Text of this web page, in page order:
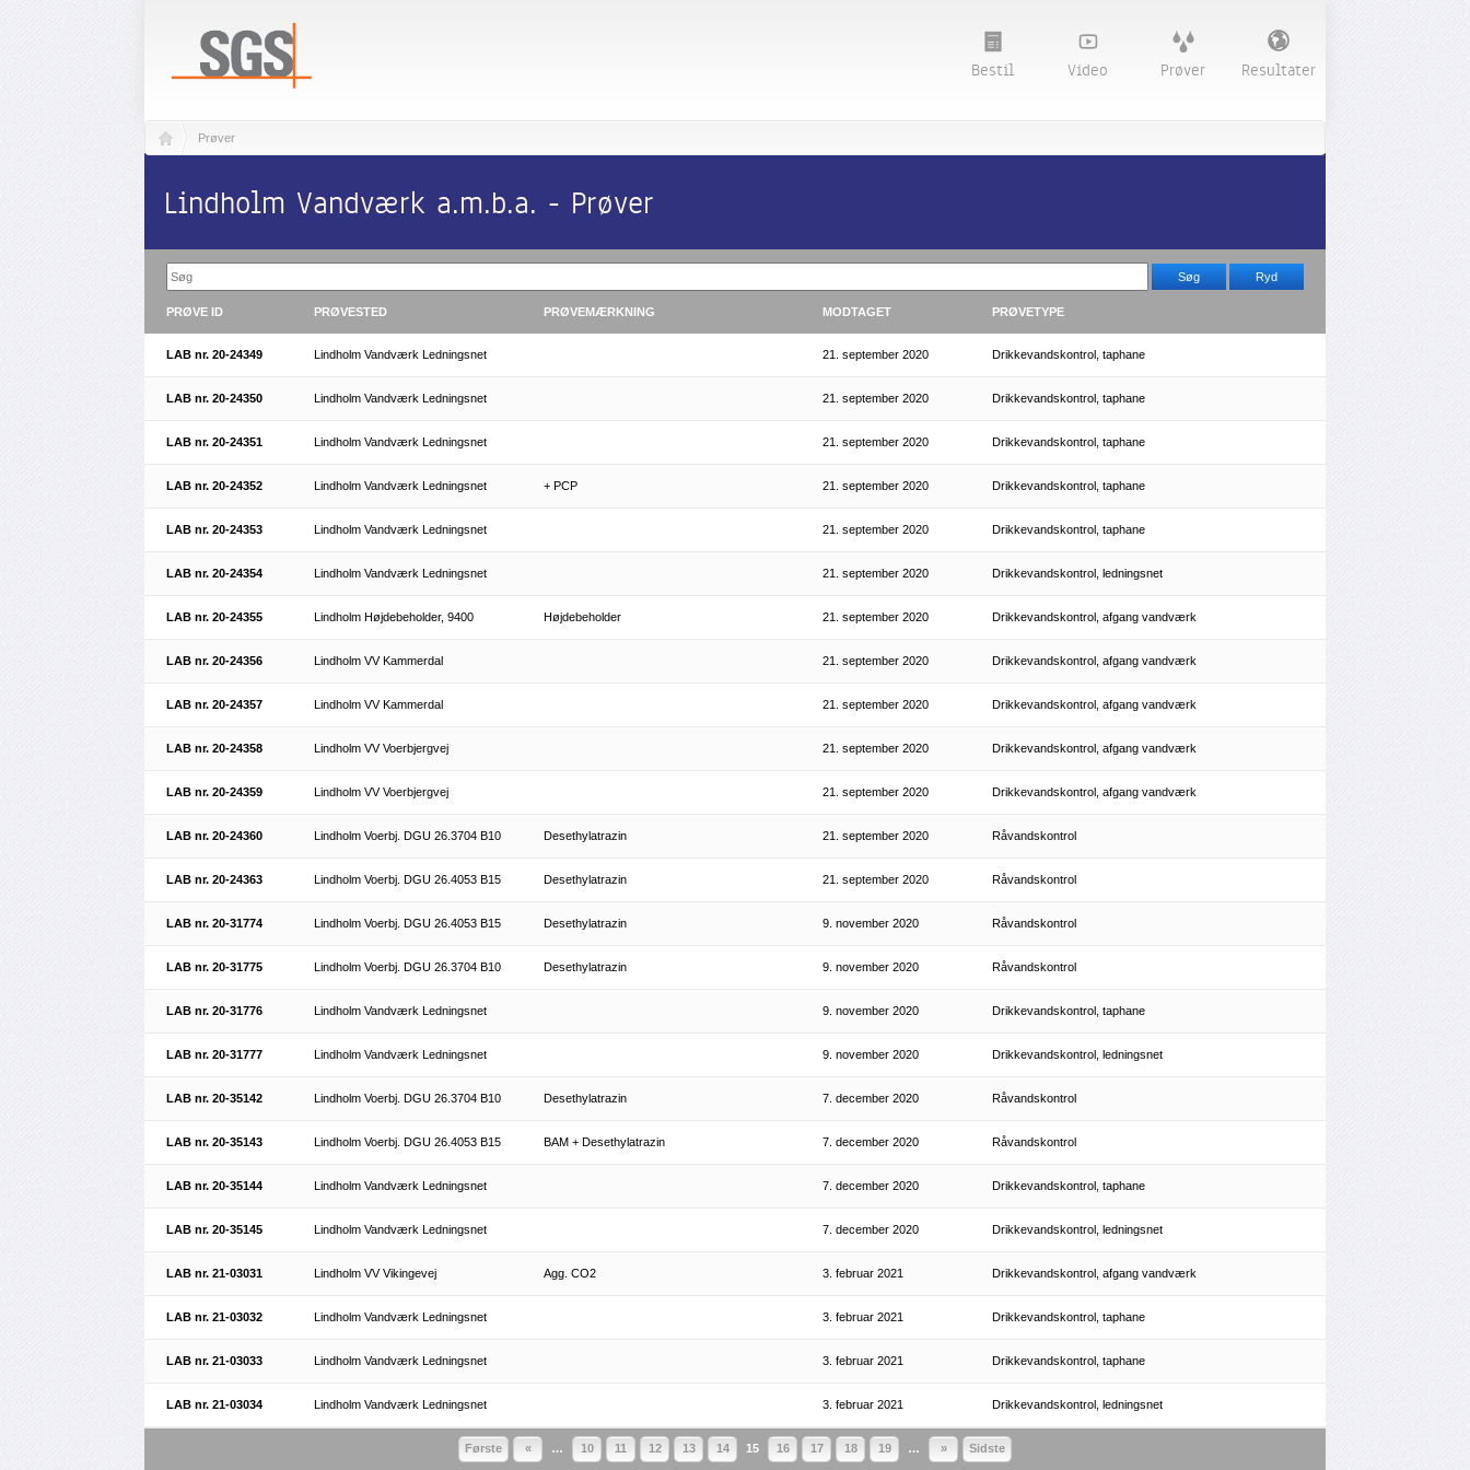
Bestil Video Prøver Resultater
Prøver
Lindholm Vandværk a.m.b.a. - Prøver
PRØVE ID PRØVESTED PRØVEMÆRKNING MODTAGET PRØVETYPE
LAB nr. 20-24349 Lindholm Vandværk Ledningsnet 21. september 2020 Drikkevandskontrol, taphane
LAB nr. 20-24350 Lindholm Vandværk Ledningsnet 21. september 2020 Drikkevandskontrol, taphane
LAB nr. 20-24351 Lindholm Vandværk Ledningsnet 21. september 2020 Drikkevandskontrol, taphane
LAB nr. 20-24352 Lindholm Vandværk Ledningsnet + PCP 21. september 2020 Drikkevandskontrol, taphane
LAB nr. 20-24353 Lindholm Vandværk Ledningsnet 21. september 2020 Drikkevandskontrol, taphane
LAB nr. 20-24354 Lindholm Vandværk Ledningsnet 21. september 2020 Drikkevandskontrol, ledningsnet
LAB nr. 20-24355 Lindholm Højdebeholder, 9400 Højdebeholder 21. september 2020 Drikkevandskontrol, afgang vandværk
LAB nr. 20-24356 Lindholm VV Kammerdal 21. september 2020 Drikkevandskontrol, afgang vandværk
LAB nr. 20-24357 Lindholm VV Kammerdal 21. september 2020 Drikkevandskontrol, afgang vandværk
LAB nr. 20-24358 Lindholm VV Voerbjergvej 21. september 2020 Drikkevandskontrol, afgang vandværk
LAB nr. 20-24359 Lindholm VV Voerbjergvej 21. september 2020 Drikkevandskontrol, afgang vandværk
LAB nr. 20-24360 Lindholm Voerbj. DGU 26.3704 B10 Desethylatrazin 21. september 2020 Råvandskontrol
LAB nr. 20-24363 Lindholm Voerbj. DGU 26.4053 B15 Desethylatrazin 21. september 2020 Råvandskontrol
LAB nr. 20-31774 Lindholm Voerbj. DGU 26.4053 B15 Desethylatrazin 9. november 2020 Råvandskontrol
LAB nr. 20-31775 Lindholm Voerbj. DGU 26.3704 B10 Desethylatrazin 9. november 2020 Råvandskontrol
LAB nr. 20-31776 Lindholm Vandværk Ledningsnet 9. november 2020 Drikkevandskontrol, taphane
LAB nr. 20-31777 Lindholm Vandværk Ledningsnet 9. november 2020 Drikkevandskontrol, ledningsnet
LAB nr. 20-35142 Lindholm Voerbj. DGU 26.3704 B10 Desethylatrazin 7. december 2020 Råvandskontrol
LAB nr. 20-35143 Lindholm Voerbj. DGU 26.4053 B15 BAM + Desethylatrazin 7. december 2020 Råvandskontrol
LAB nr. 20-35144 Lindholm Vandværk Ledningsnet 7. december 2020 Drikkevandskontrol, taphane
LAB nr. 20-35145 Lindholm Vandværk Ledningsnet 7. december 2020 Drikkevandskontrol, ledningsnet
LAB nr. 21-03031 Lindholm VV Vikingevej Agg. CO2 3. februar 2021 Drikkevandskontrol, afgang vandværk
LAB nr. 21-03032 Lindholm Vandværk Ledningsnet 3. februar 2021 Drikkevandskontrol, taphane
LAB nr. 21-03033 Lindholm Vandværk Ledningsnet 3. februar 2021 Drikkevandskontrol, taphane
LAB nr. 21-03034 Lindholm Vandværk Ledningsnet 3. februar 2021 Drikkevandskontrol, ledningsnet
Første « … 10 11 12 13 14 15 16 17 18 19 … » Sidste